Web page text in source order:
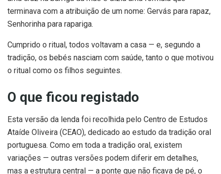
terminava com a atribuição de um nome: Gervás para rapaz,
Senhorinha para rapariga.
Cumprido o ritual, todos voltavam a casa — e, segundo a
tradição, os bebés nasciam com saúde, tanto o que motivou
o ritual como os filhos seguintes.
O que ficou registado
Esta versão da lenda foi recolhida pelo Centro de Estudos
Ataíde Oliveira (CEAO), dedicado ao estudo da tradição oral
portuguesa. Como em toda a tradição oral, existem
variações — outras versões podem diferir em detalhes,
mas a estrutura central — a ponte que não ficava de pé, o